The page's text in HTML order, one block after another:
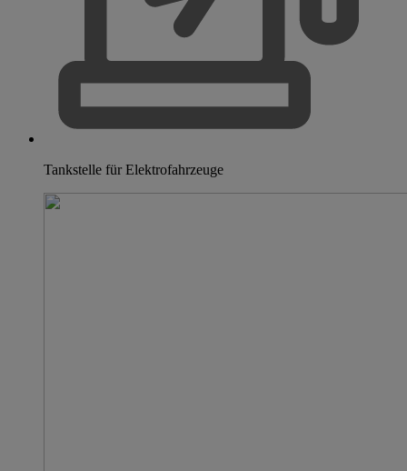
Tankstelle für Elektrofahrzeuge